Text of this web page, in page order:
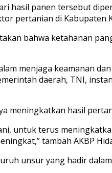
hasil panen tersebut
pertanian di Kabupaten
bahwa ketahanan
menjaga keamanan
daerah, TNI,
meningkatkan hasil
untuk terus
tambah AKBP
unsur yang hadir